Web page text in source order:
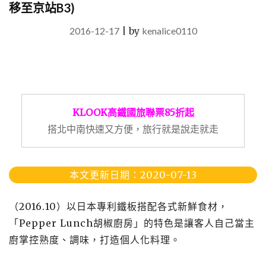
移至京站B3)
2016-12-17|by kenalice0110
KLOOK高鐵國旅聯票85折起
搭北中南快速又方便，旅行就是說走就走
本文更新日期：2020-07-13
（2016.10）以日本專利鐵板搭配各式新鮮食材，
「Pepper Lunch胡椒廚房」的特色是讓客人自己當主
廚掌控熟度、調味，打造個人化料理。